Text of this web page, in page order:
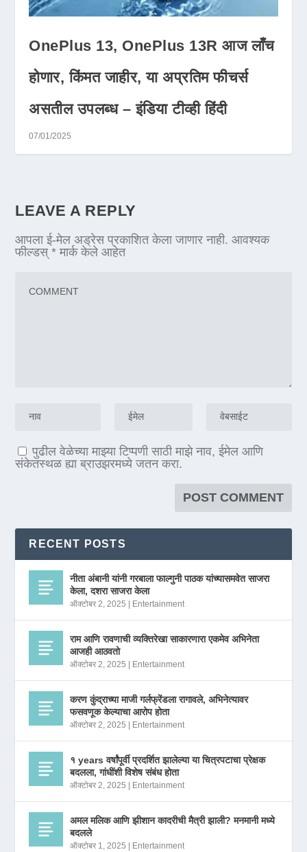
OnePlus 13, OnePlus 13R आज लाँच
होणार, किंमत जाहीर, या अप्रतिम फीचर्स
असतील उपलब्ध – इंडिया टीव्ही हिंदी
07/01/2025
LEAVE A REPLY
आपला ई-मेल अड्रेस प्रकाशित केला जाणार नाही. आवश्यक
फील्डस्* मार्क केले आहेत
पुढील वेळेच्या माझ्या टिप्पणी साठी माझे नाव, ईमेल आणि
संकेतस्थळ ह्या ब्राउझरमध्ये जतन करा.
RECENT POSTS
नीता अंबानी यांनी गरबाला फाल्गुनी पाठक यांच्यासमवेत साजरा
केला, दशरा साजरा केला
ऑक्टोबर 2, 2025 | Entertainment
राम आणि रावणाची व्यक्तिरेखा साकारणारा एकमेव अभिनेता
आजही आठवतो
ऑक्टोबर 2, 2025 | Entertainment
करण कुंद्राच्या माजी गर्लफ्रेंडला रागावले, अभिनेत्यावर
फसवणूक केल्याचा आरोप होता
ऑक्टोबर 2, 2025 | Entertainment
१ years वर्षांपूर्वी प्रदर्शित झालेल्या या चित्रपटाचा प्रेक्षक
बदलला, गांधींशी विशेष संबंध होता
ऑक्टोबर 2, 2025 | Entertainment
अमल मलिक आणि झीशान कादरीची मैत्री झाली? मनमानी मध्ये
बदलले
ऑक्टोबर 1, 2025 | Entertainment